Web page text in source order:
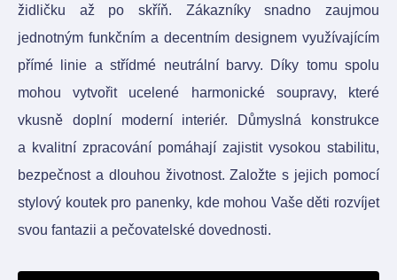
židličku až po skříň. Zákazníky snadno zaujmou
jednotným funkčním a decentním designem využívajícím
přímé linie a střídmé neutrální barvy. Díky tomu spolu
mohou vytvořit ucelené harmonické soupravy, které
vkusně doplní moderní interiér. Důmyslná konstrukce
a kvalitní zpracování pomáhají zajistit vysokou stabilitu,
bezpečnost a dlouhou životnost. Založte s jejich pomocí
stylový koutek pro panenky, kde mohou Vaše děti rozvíjet
svou fantazii a pečovatelské dovednosti.